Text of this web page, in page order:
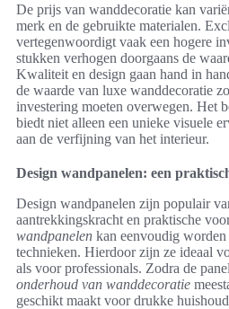
De prijs van wanddecoratie kan
merk en de gebruikte materialen.
vertegenwoordigt vaak een hogere
stukken verhogen doorgaans de
Kwaliteit en design gaan hand in
de waarde van luxe wanddecoratie
investering moeten overwegen. Het
biedt niet alleen een unieke visuele
aan de verfijning van het interieur.
Design wandpanelen: een
Design wandpanelen zijn populair
aantrekkingskracht en praktische
wandpanelen kan eenvoudig
technieken. Hierdoor zijn ze ideaal
als voor professionals. Zodra de
onderhoud van wanddecoratie
geschikt maakt voor drukke